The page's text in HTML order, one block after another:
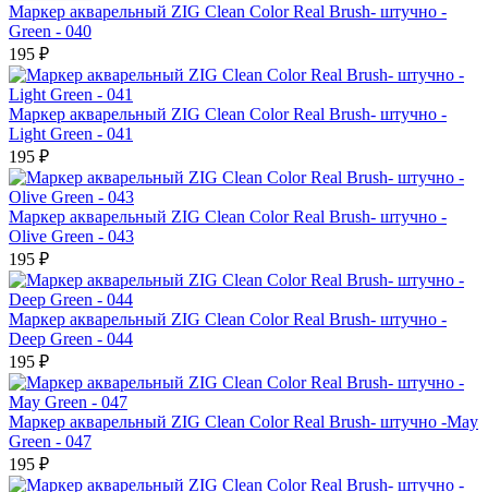
Маркер акварельный ZIG Clean Color Real Brush- штучно -
Green - 040
195 ₽
Маркер акварельный ZIG Clean Color Real Brush- штучно -
Light Green - 041
195 ₽
Маркер акварельный ZIG Clean Color Real Brush- штучно -
Olive Green - 043
195 ₽
Маркер акварельный ZIG Clean Color Real Brush- штучно -
Deep Green - 044
195 ₽
Маркер акварельный ZIG Clean Color Real Brush- штучно -May
Green - 047
195 ₽